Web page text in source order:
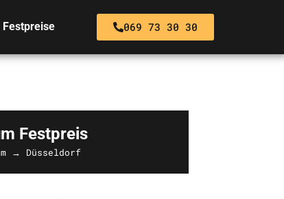
Festpreise 069 73 30 30
Festpreis
→ Düsseldorf